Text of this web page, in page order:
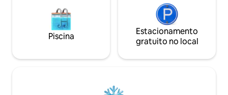
Piscina
Estacionamento
gratuito no local